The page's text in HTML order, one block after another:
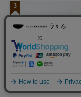
3
楕円皿 白 磁器 菊花